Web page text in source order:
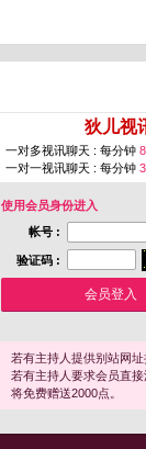
狄儿视
一对多视讯聊天 : 每分钟 8
一对一视讯聊天 : 每分钟
使用会员身份进入
帐号 :
验证码 :
若有主持人提供别站网
若有主持人要求会员直
将免费赠送2000点。